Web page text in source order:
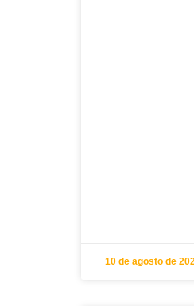
10 de agosto de